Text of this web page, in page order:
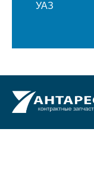
УАЗ